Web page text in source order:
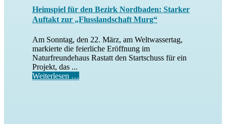
Heimspiel für den Bezirk Nordbaden: Starker
Auftakt zur „Flusslandschaft Murg“
Am Sonntag, den 22. März, am Weltwassertag,
markierte die feierliche Eröffnung im
Naturfreundehaus Rastatt den Startschuss für ein
Projekt, das ...
Weiterlesen …